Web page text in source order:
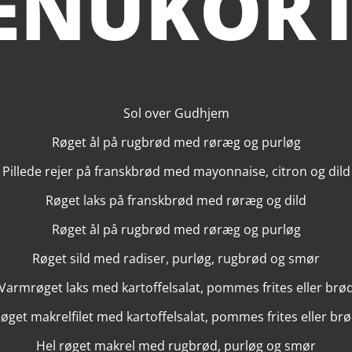
Sol over Gudhjem
Røget ål på rugbrød med røræg og purløg
Pillede rejer på franskbrød med mayonnaise, citron og dild
Røget laks på franskbrød med røræg og dild
Røget ål på rugbrød med røræg og purløg
Røget sild med radiser, purløg, rugbrød og smør
laks med kartoffelsalat, pommes frites eller
makrelfilet med kartoffelsalat, pommes frites eller
Hel røget makrel med rugbrød, purløg og smør